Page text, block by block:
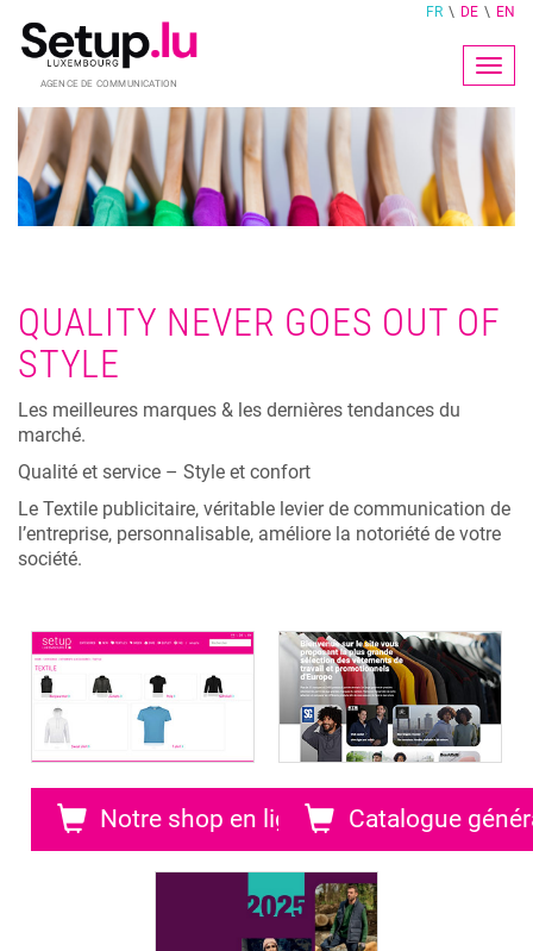
FR DE EN
QUALITY NEVER GOES OUT OF
STYLE
Les meilleures marques & les dernières tendances du
marché.
Qualité et service – Style et confort
Le Textile publicitaire, véritable levier de communication de
l’entreprise, personnalisable, améliore la notoriété de votre
société.
Notre shop en ligne Catalogue